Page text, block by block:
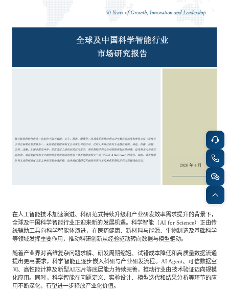
食品与饮料
金融科技
美容时尚 大数据与人工智能
建筑科技与装饰装潢
特种新材料 文化娱乐
企业级服务 跨境电商贸易
基础设施建设
战略合作伙伴
沙利文中国分支机构
在人工智能技术加速演进、科研范式持续升级和产业研发效率需求提升的背景下，
全球及中国科学智能行业正迎来新的发展机遇。科学智能（AI for Science）正由传
统辅助工具向科学智能体演进，在医药健康、新材料与能源、生物制造及基础科学
等领域发挥重要作用，推动科研创新从经验驱动转向数据与模型驱动。
随着产业界对高维复杂问题求解、研发周期缩短、试错成本降低和高质量数据流通
提出更高要求，科学智能正逐步嵌入科研与产业研发流程。AI Agent、可信数据空
间、高性能计算及新型AI芯片等底层能力持续完善，推动行业由技术验证迈向规模
化应用。同时，科学智能在问题定义、实验设计、模型迭代和结果分析等环节的应
用不断深化，有望进一步释放产业化价值。